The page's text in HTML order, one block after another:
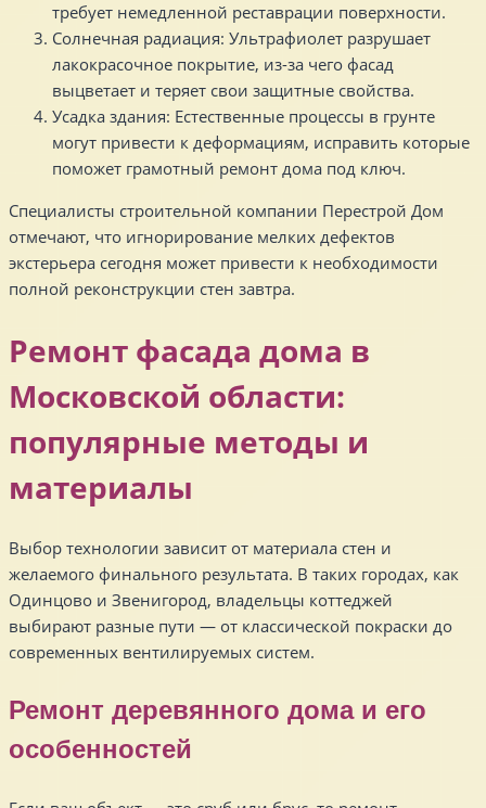
требует немедленной реставрации поверхности.
Солнечная радиация: Ультрафиолет разрушает
лакокрасочное покрытие, из-за чего фасад
выцветает и теряет свои защитные свойства.
Усадка здания: Естественные процессы в грунте
могут привести к деформациям, исправить которые
поможет грамотный ремонт дома под ключ.
Специалисты строительной компании Перестрой Дом
отмечают, что игнорирование мелких дефектов
экстерьера сегодня может привести к необходимости
полной реконструкции стен завтра.
Ремонт фасада дома в
Московской области:
популярные методы и
материалы
Выбор технологии зависит от материала стен и
желаемого финального результата. В таких городах, как
Одинцово и Звенигород, владельцы коттеджей
выбирают разные пути — от классической покраски до
современных вентилируемых систем.
Ремонт деревянного дома и его
особенностей